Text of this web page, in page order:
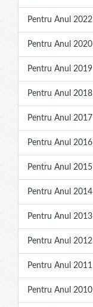
Pentru Anul 2022
Pentru Anul 2020
Pentru Anul 2019
Pentru Anul 2018
Pentru Anul 2017
Pentru Anul 2016
Pentru Anul 2015
Pentru Anul 2014
Pentru Anul 2013
Pentru Anul 2012
Pentru Anul 2011
Pentru Anul 2010